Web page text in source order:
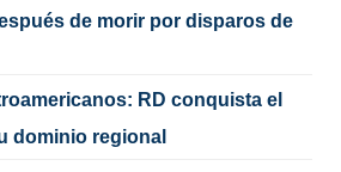
de morir por disparos de
RD conquista el
dominio regional